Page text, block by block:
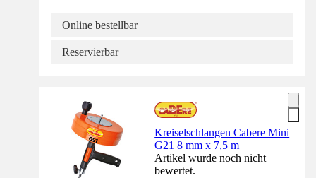
Online bestellbar
Reservierbar
Kreiselschlangen Cabere Mini
G21 8 mm x 7,5 m
Artikel wurde noch nicht
bewertet.